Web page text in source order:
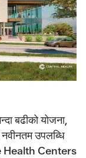
बढीको योजना,
नवीनतम उपलब्धि
Health Centers